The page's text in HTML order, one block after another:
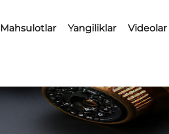
Mahsulotlar Yangiliklar Videolar